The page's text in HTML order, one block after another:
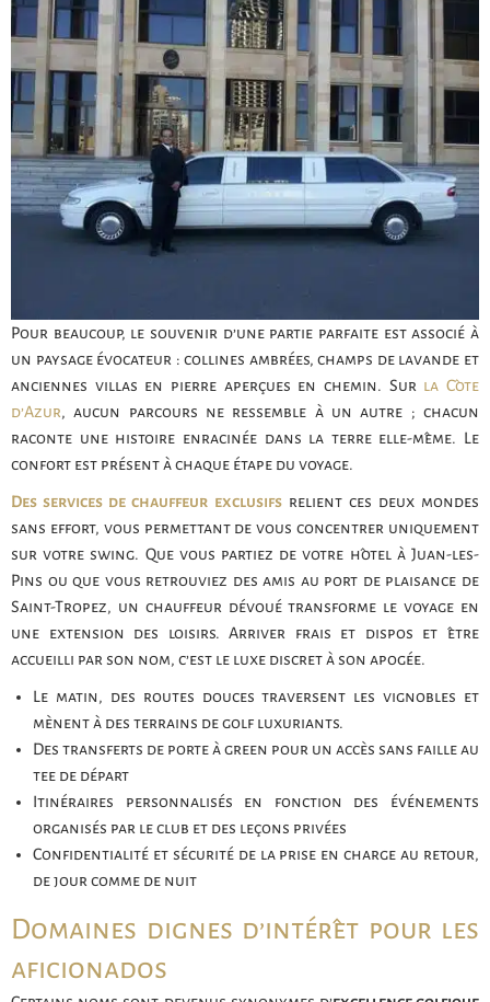
Pour beaucoup, le souvenir d’une partie parfaite est associé à
un paysage évocateur : collines ambrées, champs de lavande et
anciennes villas en pierre aperçues en chemin. Sur la Côte
d’Azur, aucun parcours ne ressemble à un autre ; chacun
raconte une histoire enracinée dans la terre elle-même. Le
confort est présent à chaque étape du voyage.
Des services de chauffeur exclusifsrelient ces deux mondes
sans effort, vous permettant de vous concentrer uniquement
sur votre swing. Que vous partiez de votre hôtel à Juan-les-
Pins ou que vous retrouviez des amis au port de plaisance de
Saint-Tropez, un chauffeur dévoué transforme le voyage en
une extension des loisirs. Arriver frais et dispos et être
accueilli par son nom, c’est le luxe discret à son apogée.
Le matin, des routes douces traversent les vignobles et
mènent à des terrains de golf luxuriants.
Des transferts de porte à green pour un accès sans faille au
tee de départ
Itinéraires personnalisés en fonction des événements
organisés par le club et des leçons privées
Confidentialité et sécurité de la prise en charge au retour,
de jour comme de nuit
Domaines dignes d’intérêt pour les
aficionados